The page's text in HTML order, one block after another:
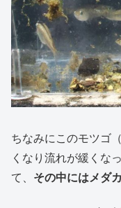
ちなみにこのモツゴ
くなり流れが緩くな
て、 その中にはメダ